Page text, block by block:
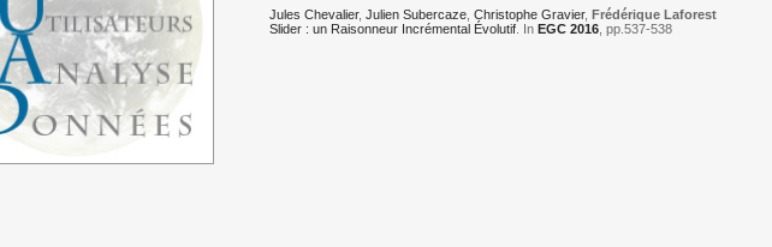
Jules Chevalier, Julien Subercaze, Christophe Gravier, Frédérique Laforest
Slider : un Raisonneur Incrémental Évolutif. In EGC 2016, pp.537-538